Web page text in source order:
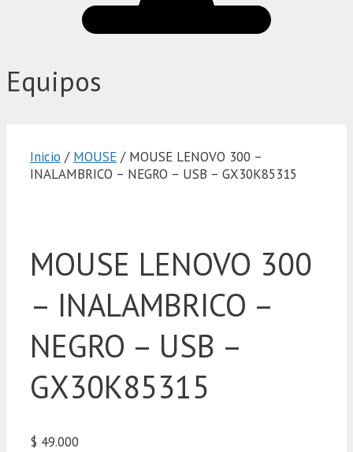
Equipos
Inicio / MOUSE / MOUSE LENOVO 300 –
INALAMBRICO – NEGRO – USB – GX30K85315
MOUSE LENOVO 300
– INALAMBRICO –
NEGRO – USB –
GX30K85315
$ 49.000